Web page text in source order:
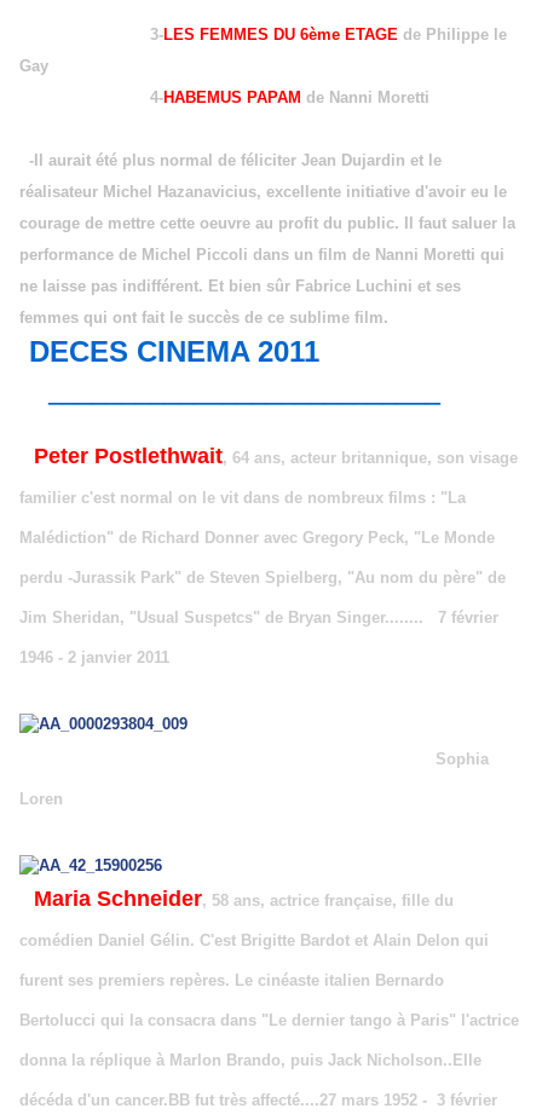
3-LES FEMMES DU 6ème ETAGE de Philippe le
Gay
4-HABEMUS PAPAM de Nanni Moretti
-Il aurait été plus normal de féliciter Jean Dujardin et le
réalisateur Michel Hazanavicius, excellente initiative d'avoir eu le
courage de mettre cette oeuvre au profit du public. Il faut saluer la
performance de Michel Piccoli dans un film de Nanni Moretti qui
ne laisse pas indifférent. Et bien sûr Fabrice Luchini et ses
femmes qui ont fait le succès de ce sublime film.
DECES CINEMA 2011
Peter Postlethwait, 64 ans, acteur britannique, son visage
familier c'est normal on le vit dans de nombreux films : "La
Malédiction" de Richard Donner avec Gregory Peck, "Le Monde
perdu -Jurassik Park" de Steven Spielberg, "Au nom du père" de
Jim Sheridan, "Usual Suspetcs" de Bryan Singer........ 7 février
1946 - 2 janvier 2011
Sophia
Loren
Maria Schneider, 58 ans, actrice française, fille du
comédien Daniel Gélin. C'est Brigitte Bardot et Alain Delon qui
furent ses premiers repères. Le cinéaste italien Bernardo
Bertolucci qui la consacra dans "Le dernier tango à Paris" l'actrice
donna la réplique à Marlon Brando, puis Jack Nicholson..Elle
décéda d'un cancer.BB fut très affecté....27 mars 1952 - 3 février